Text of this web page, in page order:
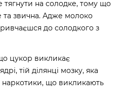
на солодке, тому що
та звична. Адже молоко
до солодкого з
цукор викликає
тій ділянці мозку, яка
наркотики, що викликають